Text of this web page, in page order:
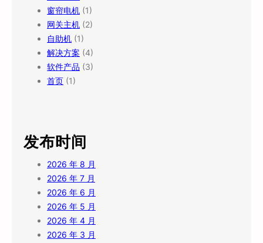
窗帘电机 (1)
网关主机 (2)
自助机 (1)
解决方案 (4)
软件产品 (3)
首页 (1)
发布时间
2026 年 8 月
2026 年 7 月
2026 年 6 月
2026 年 5 月
2026 年 4 月
2026 年 3 月